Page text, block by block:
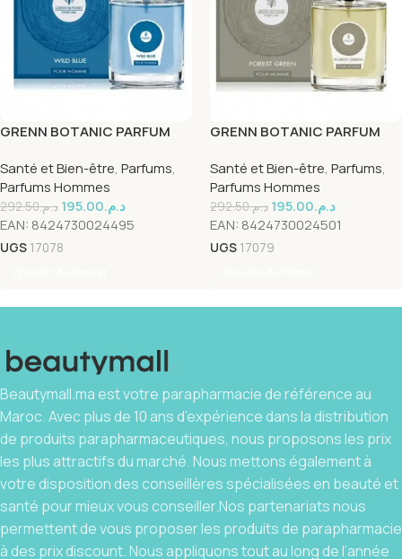
GRENN BOTANIC PARFUM
Santé et Bien-être, Parfums,
Parfums Hommes
د.م.292.50 د.م.195.00
EAN: 8424730024495
UGS 17078
GRENN BOTANIC PARFUM
ML
Santé et Bien-être, Parfums,
Parfums Hommes
د.م.292.50 د.م.195.00
EAN: 8424730024501
UGS 17079
Beautymall.ma est votre parapharmacie de référence au
Maroc. Avec plus de 10 ans d’expérience dans la distribution
de produits parapharmaceutiques, nous proposons les prix
les plus attractifs du marché. Nous mettons également à
votre disposition des conseillères spécialisées en beauté et
santé pour mieux vous conseiller.Nos partenariats nous
permettent de vous proposer les produits de parapharmacie
à des prix discount. Nous appliquons tout au long de l’année